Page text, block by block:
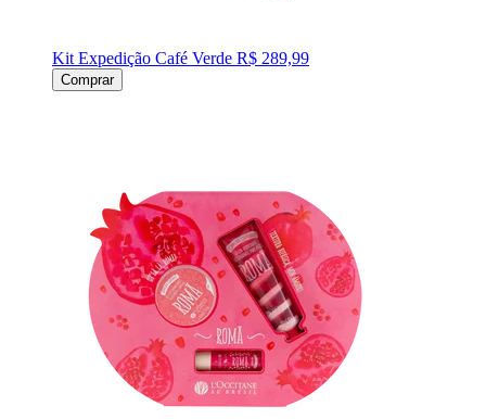
Kit Expedição Café Verde R$ 289,99
Comprar